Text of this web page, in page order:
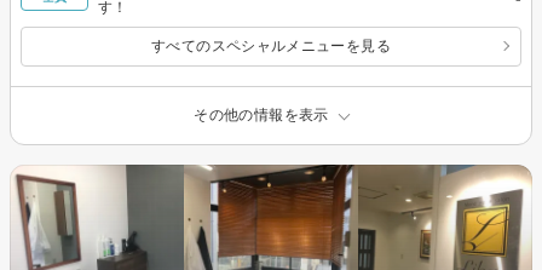
す！
すべてのスペシャルメニューを見る
その他の情報を表示